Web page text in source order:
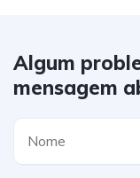
Algum
mensagem